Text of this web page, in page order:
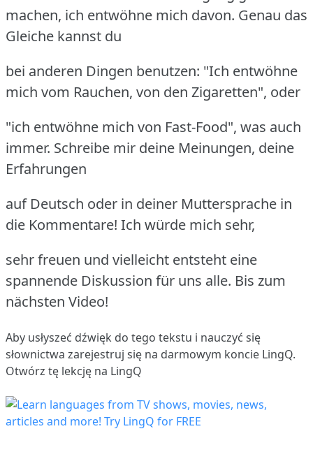
machen, ich entwöhne mich davon. Genau das
Gleiche kannst du
bei anderen Dingen benutzen: "Ich entwöhne
mich vom Rauchen, von den Zigaretten", oder
"ich entwöhne mich von Fast-Food", was auch
immer. Schreibe mir deine Meinungen, deine
Erfahrungen
auf Deutsch oder in deiner Muttersprache in
die Kommentare! Ich würde mich sehr,
sehr freuen und vielleicht entsteht eine
spannende Diskussion für uns alle. Bis zum
nächsten Video!
Aby usłyszeć dźwięk do tego tekstu i nauczyć się
słownictwa zarejestruj się na darmowym koncie LingQ.
Otwórz tę lekcję na LingQ